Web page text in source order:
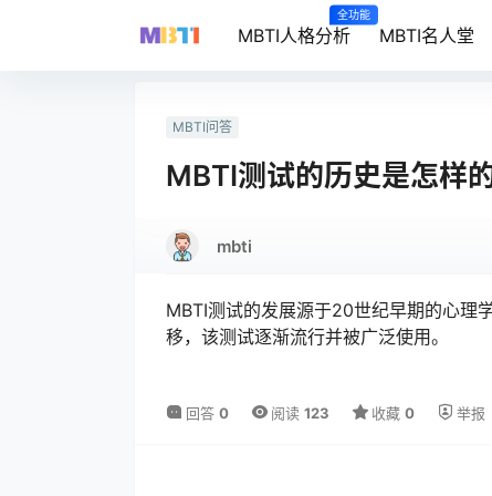
MBTI人格分析
全功能
MBTI名人堂
MBTI问答
MBTI测试的历史是怎样的
mbti
MBTI测试的发展源于20世纪早期的心理
移，该测试逐渐流行并被广泛使用。
回答 0 阅读 123 收藏 0 举报